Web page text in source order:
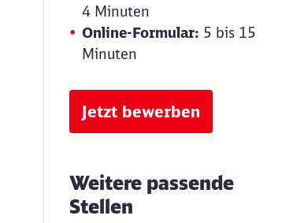
4 Minuten
Online-Formular: 5 bis 15
Minuten
Jetzt bewerben
Weitere passende
Stellen